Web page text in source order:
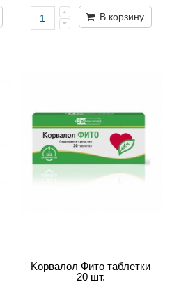
В корзину
Kорвалол Фито таблетки
20 шт.